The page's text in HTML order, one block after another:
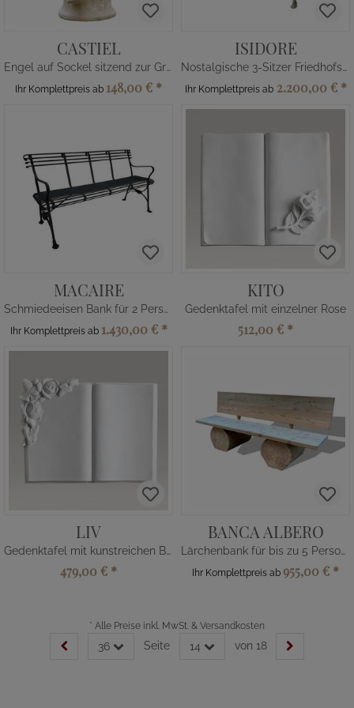
CASTIEL
Engel auf Sockel sitzend zur Grabdeko
Ihr Komplettpreis ab 148,00 € *
ISIDORE
Nostalgische 3-Sitzer Friedhofsbank
Ihr Komplettpreis ab 2.200,00 € *
MACAIRE
Schmiedeeisen Bank für 2 Personen
Ihr Komplettpreis ab 1.430,00 € *
KITO
Gedenktafel mit einzelner Rose
512,00 € *
LIV
Gedenktafel mit kunstreichen Blumen
479,00 € *
BANCA ALBERO
Lärchenbank für bis zu 5 Personen
Ihr Komplettpreis ab 955,00 € *
* Alle Preise inkl. MwSt. & Versandkosten
36 Seite 14 von 18